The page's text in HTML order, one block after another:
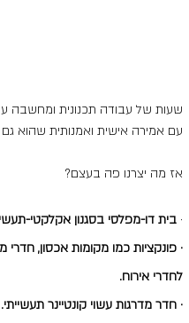
שעות של עבודה תכנונית ומחשבה
עם אמירה אישית ואמנותית שהוא
אז מה יצרנו פה בעצם?
· בית דו-מפלסי בסגנון אקלקטי-
· פונקציות כמו מקומות אכסון, חדרי
לחדרי אירוח.
· חדר מדרגות עשוי קונטיינר תעשייתי.